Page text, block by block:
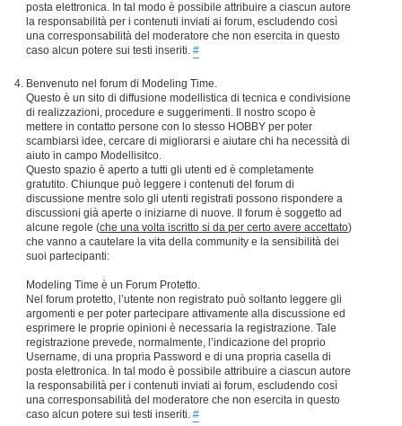
posta elettronica. In tal modo è possibile attribuire a ciascun autore
la responsabilità per i contenuti inviati ai forum, escludendo così
una corresponsabilità del moderatore che non esercita in questo
caso alcun potere sui testi inseriti. #
Benvenuto nel forum di Modeling Time.
Questo è un sito di diffusione modellistica di tecnica e condivisione
di realizzazioni, procedure e suggerimenti. Il nostro scopo è
mettere in contatto persone con lo stesso HOBBY per poter
scambiarsi idee, cercare di migliorarsi e aiutare chi ha necessità di
aiuto in campo Modellisitco.
Questo spazio è aperto a tutti gli utenti ed è completamente
gratutito. Chiunque può leggere i contenuti del forum di
discussione mentre solo gli utenti registrati possono rispondere a
discussioni già aperte o iniziarne di nuove. Il forum è soggetto ad
alcune regole (che una volta iscritto si da per certo avere accettato)
che vanno a cautelare la vita della community e la sensibilità dei
suoi partecipanti:
Modeling Time è un Forum Protetto.
Nel forum protetto, l’utente non registrato può soltanto leggere gli
argomenti e per poter partecipare attivamente alla discussione ed
esprimere le proprie opinioni è necessaria la registrazione. Tale
registrazione prevede, normalmente, l’indicazione del proprio
Username, di una propria Password e di una propria casella di
posta elettronica. In tal modo è possibile attribuire a ciascun autore
la responsabilità per i contenuti inviati ai forum, escludendo così
una corresponsabilità del moderatore che non esercita in questo
caso alcun potere sui testi inseriti. #